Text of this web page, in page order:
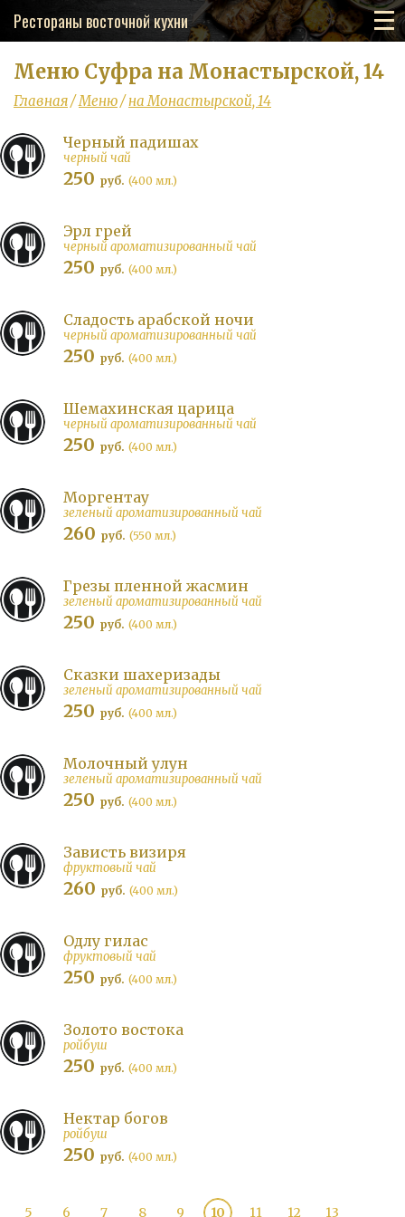
Рестораны восточной кухни
Меню Суфра на Монастырской, 14
Главная/Меню/на Монастырской, 14
Черный падишах
черный чай
250 руб. (400 мл.)
Эрл грей
черный ароматизированный чай
250 руб. (400 мл.)
Сладость арабской ночи
черный ароматизированный чай
250 руб. (400 мл.)
Шемахинская царица
черный ароматизированный чай
250 руб. (400 мл.)
Моргентау
зеленый ароматизированный чай
260 руб. (550 мл.)
Грезы пленной жасмин
зеленый ароматизированный чай
250 руб. (400 мл.)
Сказки шахеризады
зеленый ароматизированный чай
250 руб. (400 мл.)
Молочный улун
зеленый ароматизированный чай
250 руб. (400 мл.)
Зависть визиря
фруктовый чай
260 руб. (400 мл.)
Одлу гилас
фруктовый чай
250 руб. (400 мл.)
Золото востока
ройбуш
250 руб. (400 мл.)
Нектар богов
ройбуш
250 руб. (400 мл.)
5 6 7 8 9 10 11 12 13